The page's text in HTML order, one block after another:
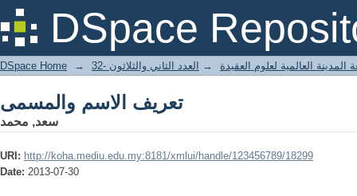
DSpace
تعريف الاسم والمسمى
DSpace Home → المدينة العالمية لعلوم العقيدة → العدد الثاني والثلاثون -32
تعريف الاسم والمسمى
سعد, محمد
URI: http://koha.mediu.edu.my:8181/xmlui/handle/123456789/18299
Date: 2013-07-30